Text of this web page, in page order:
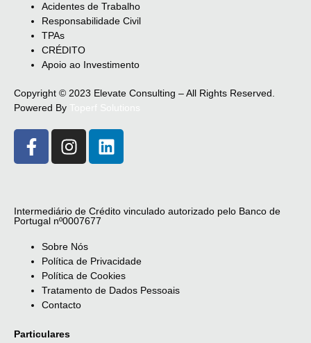
Acidentes de Trabalho
Responsabilidade Civil
TPAs
CRÉDITO
Apoio ao Investimento
Copyright © 2023 Elevate Consulting – All Rights Reserved.
Powered By
Intermediário de Crédito vinculado autorizado pelo Banco de
Portugal nº0007677
Sobre Nós
Política de Privacidade
Política de Cookies
Tratamento de Dados Pessoais
Contacto
Particulares